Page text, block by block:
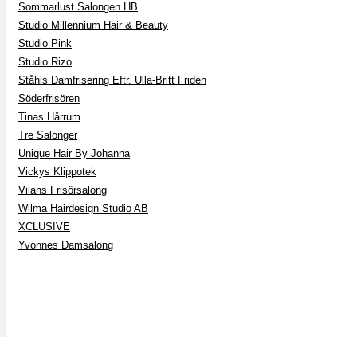
Sommarlust Salongen HB
Studio Millennium Hair & Beauty
Studio Pink
Studio Rizo
Ståhls Damfrisering Eftr. Ulla-Britt Fridén
Söderfrisören
Tinas Hårrum
Tre Salonger
Unique Hair By Johanna
Vickys Klippotek
Vilans Frisörsalong
Wilma Hairdesign Studio AB
XCLUSIVE
Yvonnes Damsalong